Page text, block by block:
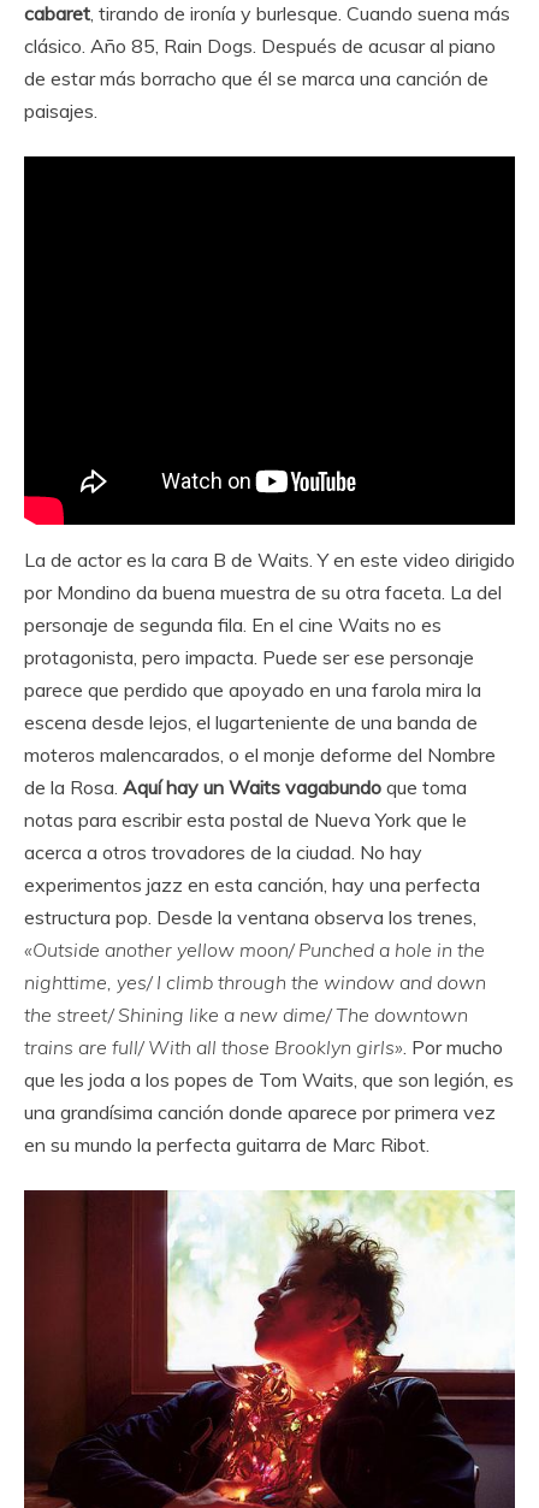
cabaret, tirando de ironía y burlesque. Cuando suena más
clásico. Año 85, Rain Dogs. Después de acusar al piano
de estar más borracho que él se marca una canción de
paisajes.
La de actor es la cara B de Waits. Y en este video dirigido
por Mondino da buena muestra de su otra faceta. La del
personaje de segunda fila. En el cine Waits no es
protagonista, pero impacta. Puede ser ese personaje
parece que perdido que apoyado en una farola mira la
escena desde lejos, el lugarteniente de una banda de
moteros malencarados, o el monje deforme del Nombre
de la Rosa. Aquí hay un Waits vagabundo que toma
notas para escribir esta postal de Nueva York que le
acerca a otros trovadores de la ciudad. No hay
experimentos jazz en esta canción, hay una perfecta
estructura pop. Desde la ventana observa los trenes,
«Outside another yellow moon/ Punched a hole in the
nighttime, yes/ I climb through the window and down
the street/ Shining like a new dime/ The downtown
trains are full/ With all those Brooklyn girls». Por mucho
que les joda a los popes de Tom Waits, que son legión, es
una grandísima canción donde aparece por primera vez
en su mundo la perfecta guitarra de Marc Ribot.